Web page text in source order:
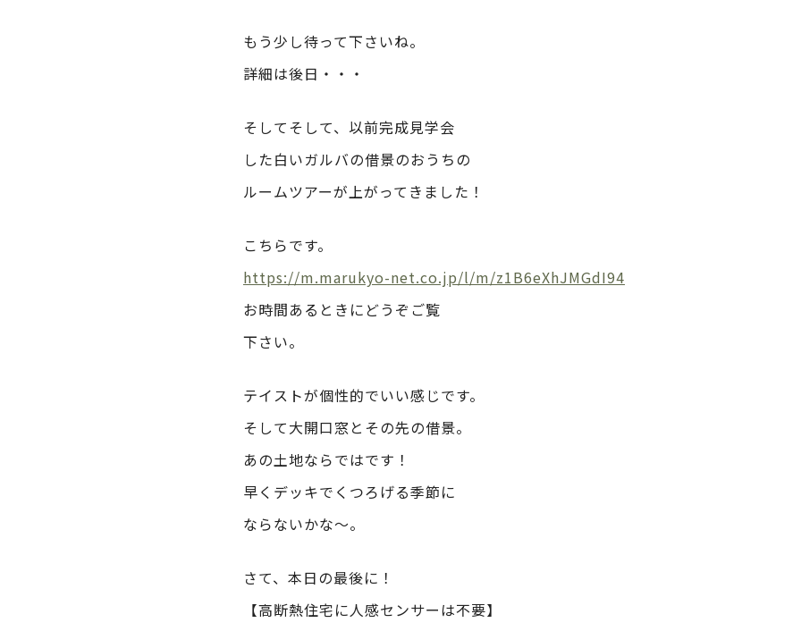
もう少し待って下さいね。
詳細は後日・・・
そしてそして、以前完成見学会
した白いガルバの借景のおうちの
ルームツアーが上がってきました！
こちらです。
https://m.marukyo-net.co.jp/l/m/z1B6eXhJMGdI94
お時間あるときにどうぞご覧
下さい。
テイストが個性的でいい感じです。
そして大開口窓とその先の借景。
あの土地ならではです！
早くデッキでくつろげる季節に
ならないかな～。
さて、本日の最後に！
【高断熱住宅に人感センサーは不要】